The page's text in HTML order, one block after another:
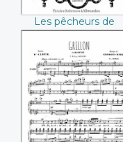
Les pêcheurs de
perles, Acte I
(Georges Bizet)
Le grillon
((Georges Bizet))